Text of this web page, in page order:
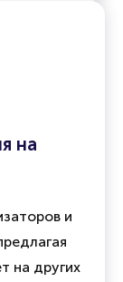
на
и
на других